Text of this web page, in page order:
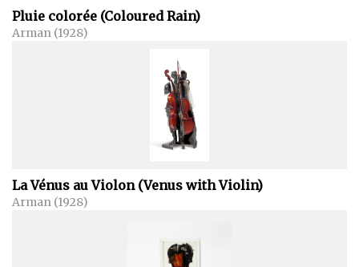
Pluie colorée (Coloured Rain)
Arman (1928)
La Vénus au Violon (Venus with Violin)
Arman (1928)